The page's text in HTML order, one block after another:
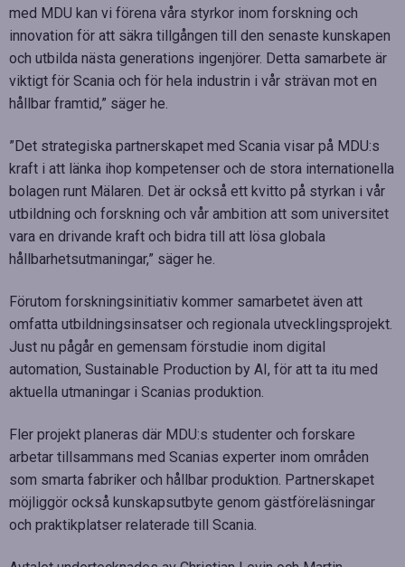
med MDU kan vi förena våra styrkor inom forskning och
innovation för att säkra tillgången till den senaste kunskapen
och utbilda nästa generations ingenjörer. Detta samarbete är
viktigt för Scania och för hela industrin i vår strävan mot en
hållbar framtid,” säger he.
”Det strategiska partnerskapet med Scania visar på MDU:s
kraft i att länka ihop kompetenser och de stora internationella
bolagen runt Mälaren. Det är också ett kvitto på styrkan i vår
utbildning och forskning och vår ambition att som universitet
vara en drivande kraft och bidra till att lösa globala
hållbarhetsutmaningar,” säger he.
Förutom forskningsinitiativ kommer samarbetet även att
omfatta utbildningsinsatser och regionala utvecklingsprojekt.
Just nu pågår en gemensam förstudie inom digital
automation, Sustainable Production by AI, för att ta itu med
aktuella utmaningar i Scanias produktion.
Fler projekt planeras där MDU:s studenter och forskare
arbetar tillsammans med Scanias experter inom områden
som smarta fabriker och hållbar produktion. Partnerskapet
möjliggör också kunskapsutbyte genom gästföreläsningar
och praktikplatser relaterade till Scania.